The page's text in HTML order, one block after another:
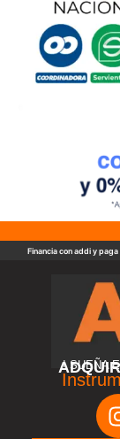
Financia con addi y
! SUEÑA